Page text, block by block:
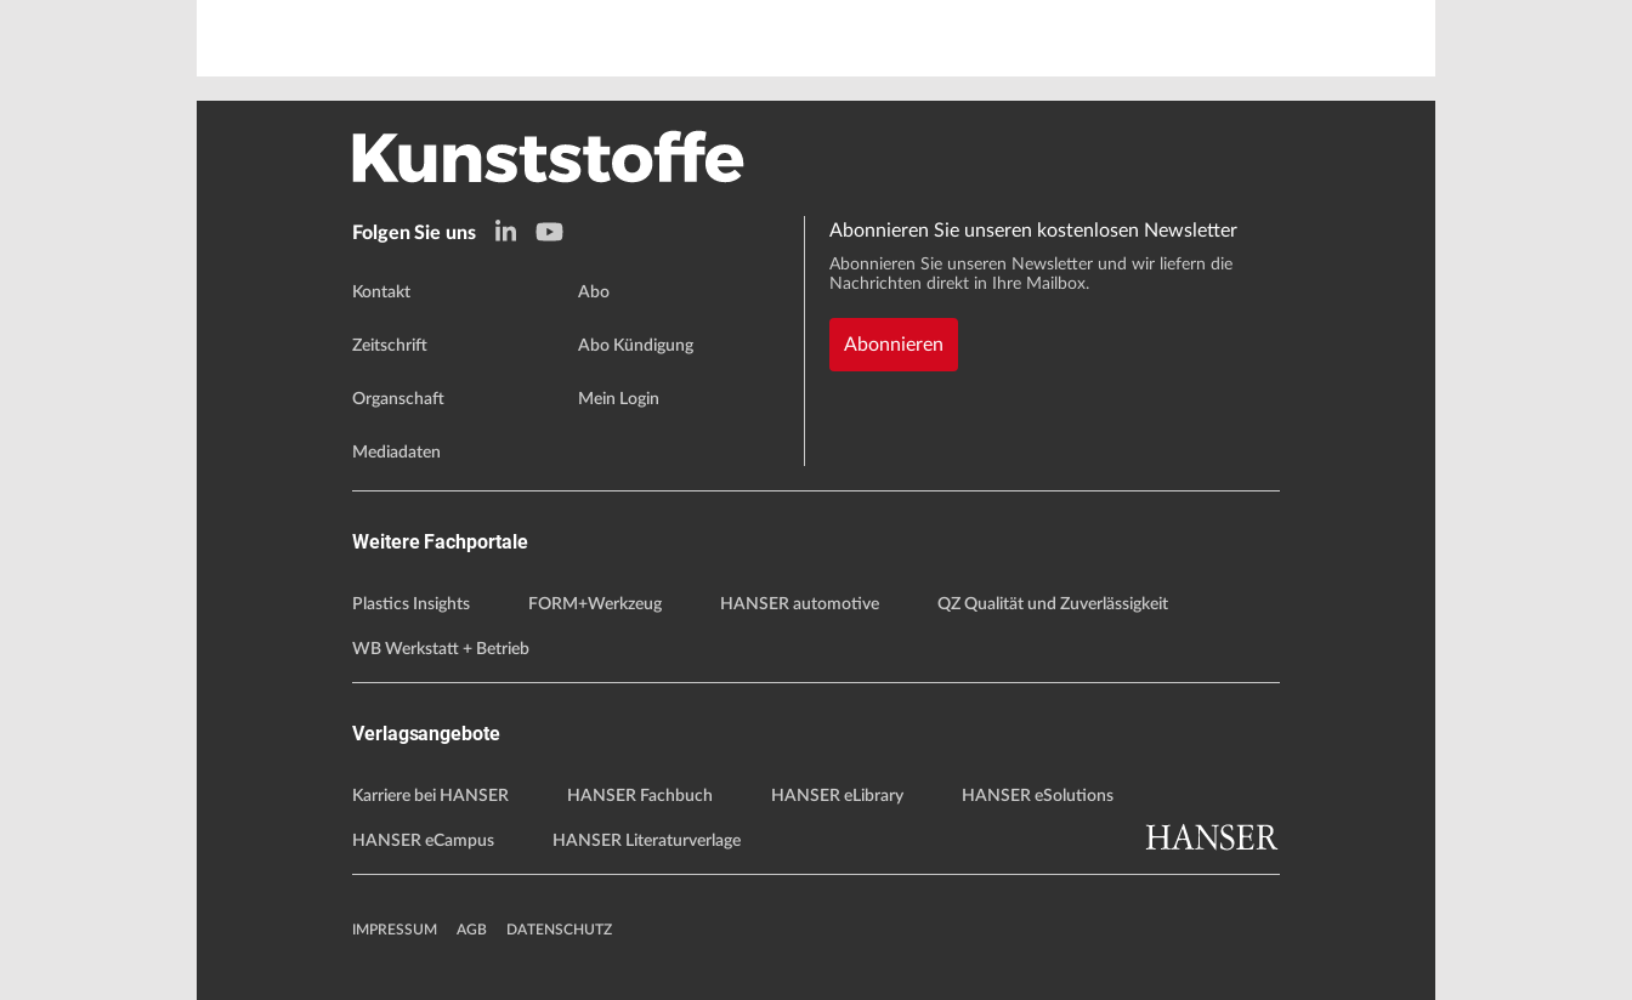
Folgen Sie uns
Kontakt
Zeitschrift
Organschaft
Mediadaten
Abo
Abo Kündigung
Mein Login
Abonnieren Sie unseren kostenlosen Newsletter
Abonnieren Sie unseren Newsletter und wir liefern die
Nachrichten direkt in Ihre Mailbox.
Abonnieren
Weitere Fachportale
Plastics Insights FORM+Werkzeug HANSER automotive QZ Qualität und Zuverlässigkeit
WB Werkstatt + Betrieb
Verlagsangebote
Karriere bei HANSER HANSER Fachbuch HANSER eLibrary HANSER eSolutions
HANSER eCampus HANSER Literaturverlage
IMPRESSUM AGB DATENSCHUTZ